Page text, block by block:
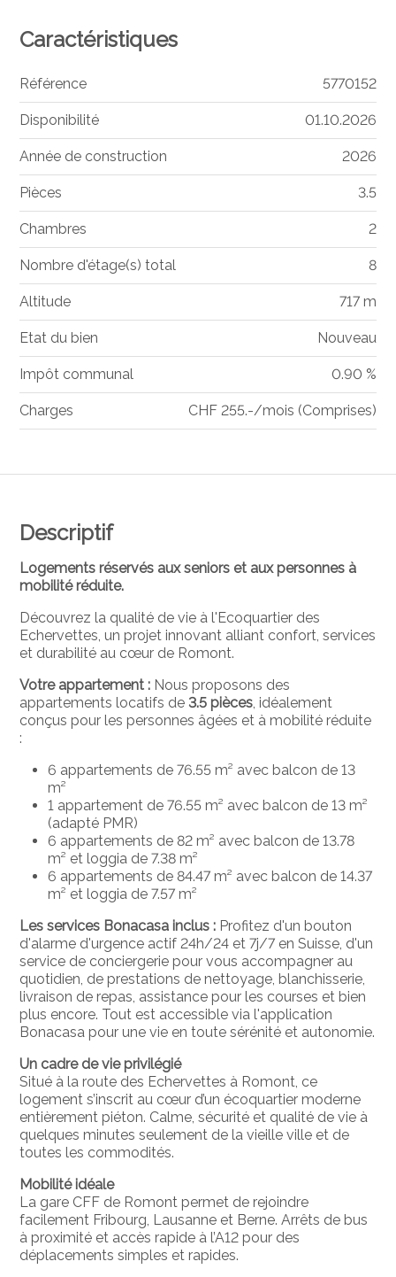
Descriptif
Logements réservés aux seniors et aux personnes à
mobilité réduite.
Découvrez la qualité de vie à l'Ecoquartier des
Echervettes, un projet innovant alliant confort, services
et durabilité au cœur de Romont.
Votre appartement : Nous proposons des
appartements locatifs de 3.5 pièces, idéalement
conçus pour les personnes âgées et à mobilité réduite
:
6 appartements de 76.55 m² avec balcon de 13
m²
1 appartement de 76.55 m² avec balcon de 13 m²
(adapté PMR)
6 appartements de 82 m² avec balcon de 13.78
m² et loggia de 7.38 m²
6 appartements de 84.47 m² avec balcon de 14.37
m² et loggia de 7.57 m²
Les services Bonacasa inclus : Profitez d'un bouton
d'alarme d'urgence actif 24h/24 et 7j/7 en Suisse, d'un
service de conciergerie pour vous accompagner au
quotidien, de prestations de nettoyage, blanchisserie,
livraison de repas, assistance pour les courses et bien
plus encore. Tout est accessible via l'application
Bonacasa pour une vie en toute sérénité et autonomie.
Un cadre de vie privilégié
Situé à la route des Echervettes à Romont, ce
logement s’inscrit au cœur d’un écoquartier moderne
entièrement piéton. Calme, sécurité et qualité de vie à
quelques minutes seulement de la vieille ville et de
toutes les commodités.
Mobilité idéale
La gare CFF de Romont permet de rejoindre
facilement Fribourg, Lausanne et Berne. Arrêts de bus
à proximité et accès rapide à l’A12 pour des
déplacements simples et rapides.
Caractéristiques
Référence 5770152
Disponibilité 01.10.2026
Année de construction 2026
Pièces 3.5
Chambres 2
Nombre d'étage(s) total 8
Altitude 717 m
Etat du bien Nouveau
Impôt communal 0.90 %
Charges CHF 255.-/mois (Comprises)